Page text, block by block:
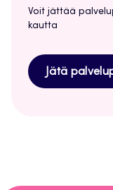
Voit jättää
kautta
Jätä